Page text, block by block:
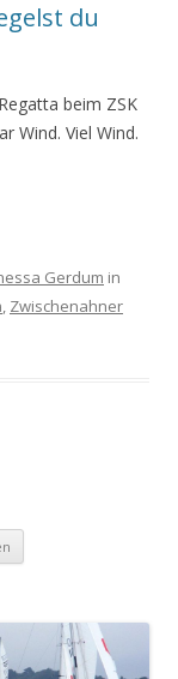
du
beim ZSK
Wind. Viel Wind.
Gerdum in
, Zwischenahner